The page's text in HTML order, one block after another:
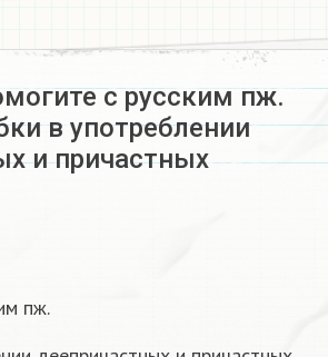
с русским пж.
в употреблении
и причастных
пж.